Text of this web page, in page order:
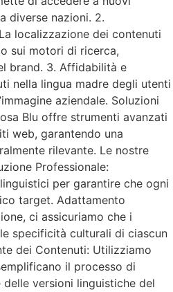
diverse nazioni. 2.
localizzazione dei contenuti
sui motori di ricerca,
brand. 3. Affidabilità e
nella lingua madre degli utenti
aziendale. Soluzioni
Blu offre strumenti avanzati
web, garantendo una
rilevante. Le nostre
Professionale:
per garantire che ogni
target. Adattamento
ci assicuriamo che i
specificità culturali di ciascun
dei Contenuti: Utilizziamo
il processo di
versioni linguistiche del